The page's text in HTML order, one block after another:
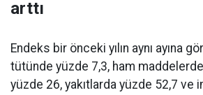
arttı
Endeks bir önceki yılın aynı ayına
tütünde yüzde 7,3, ham
yüzde 26, yakıtlarda yüzde 52,7 ve